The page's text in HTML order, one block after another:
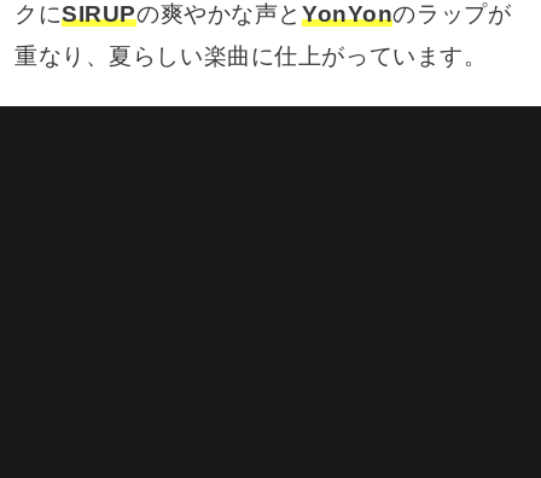
クにSIRUPの爽やかな声と YonYonのラップが
重なり、夏らしい楽曲に仕上がっています。